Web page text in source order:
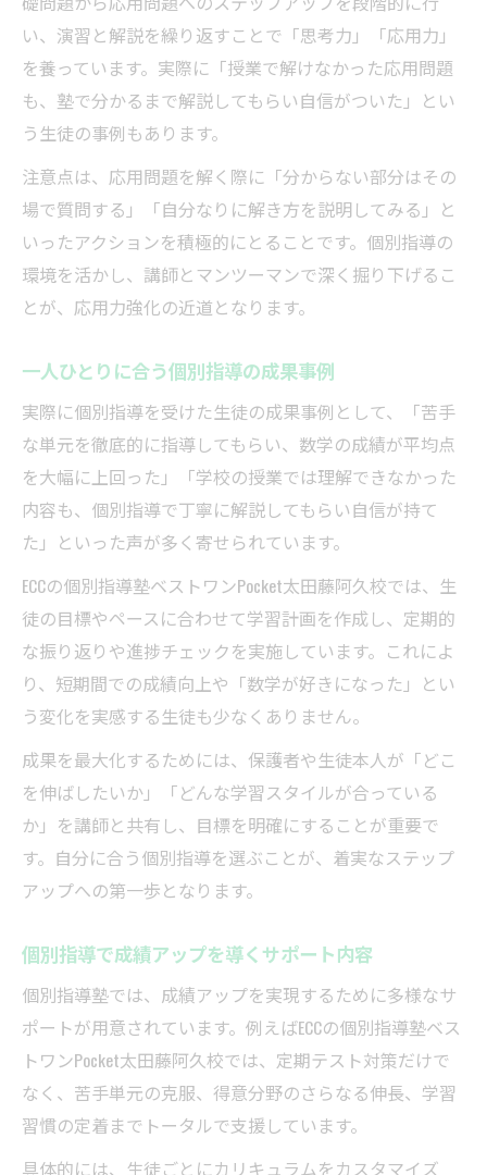
い、演習と解説を繰り返すことで「思考力」「応用力」
を養っています。実際に「授業で解けなかった応用問題
も、塾で分かるまで解説してもらい自信がついた」とい
う生徒の事例もあります。
注意点は、応用問題を解く際に「分からない部分はその
場で質問する」「自分なりに解き方を説明してみる」と
いったアクションを積極的にとることです。個別指導の
環境を活かし、講師とマンツーマンで深く掘り下げるこ
とが、応用力強化の近道となります。
一人ひとりに合う個別指導の成果事例
実際に個別指導を受けた生徒の成果事例として、「苦手
な単元を徹底的に指導してもらい、数学の成績が平均点
を大幅に上回った」「学校の授業では理解できなかった
内容も、個別指導で丁寧に解説してもらい自信が持て
た」といった声が多く寄せられています。
ECCの個別指導塾ベストワンPocket太田藤阿久校では、生
徒の目標やペースに合わせて学習計画を作成し、定期的
な振り返りや進捗チェックを実施しています。これによ
り、短期間での成績向上や「数学が好きになった」とい
う変化を実感する生徒も少なくありません。
成果を最大化するためには、保護者や生徒本人が「どこ
を伸ばしたいか」「どんな学習スタイルが合っている
か」を講師と共有し、目標を明確にすることが重要で
す。自分に合う個別指導を選ぶことが、着実なステップ
アップへの第一歩となります。
個別指導で成績アップを導くサポート内容
個別指導塾では、成績アップを実現するために多様なサ
ポートが用意されています。例えばECCの個別指導塾ベス
トワンPocket太田藤阿久校では、定期テスト対策だけで
なく、苦手単元の克服、得意分野のさらなる伸長、学習
習慣の定着までトータルで支援しています。
具体的には、生徒ごとにカリキュラムをカスタマイズ